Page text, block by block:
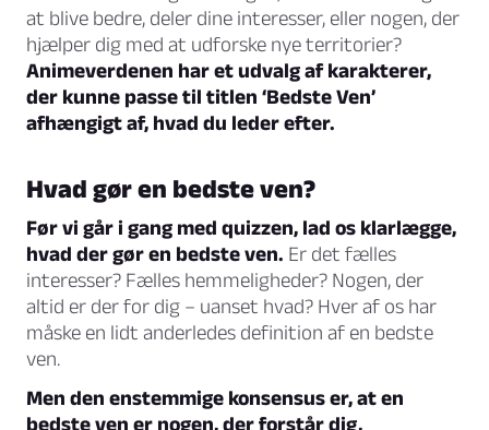
at blive bedre, deler dine interesser, eller nogen, der
hjælper dig med at udforske nye territorier?
Animeverdenen har et udvalg af karakterer,
der kunne passe til titlen ‘Bedste Ven’
afhængigt af, hvad du leder efter.
Hvad gør en bedste ven?
Før vi går i gang med quizzen, lad os klarlægge,
hvad der gør en bedste ven. Er det fælles
interesser? Fælles hemmeligheder? Nogen, der
altid er der for dig – uanset hvad? Hver af os har
måske en lidt anderledes definition af en bedste
ven.
Men den enstemmige konsensus er, at en
bedste ven er nogen, der forstår dig,